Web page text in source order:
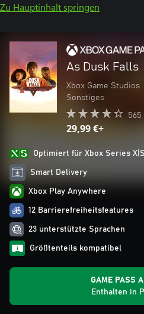
Zu Hauptinhalt springen
As Dusk Falls
Xbox Game Studios
Sonstiges
565
29,99 €+
Optimiert für Xbox Series X|S
Smart Delivery
Xbox Play Anywhere
12 Barrierefreiheitsfeatures
23 unterstützte Sprachen
Größtenteils kompatibel
GAME PASS
Enthalten in